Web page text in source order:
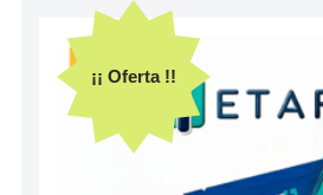
¡¡ Oferta !!